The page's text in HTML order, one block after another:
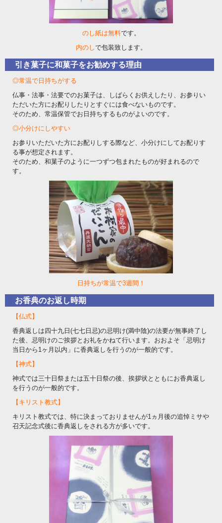
のし紙は無料です。
内のしで包装致します。
引き菓子に和菓子をお勧めする理由
◎常温で日持ちがする
仏事・法事・法要でのお菓子は、しばらくお供えしたり、お参りい
ただいた方にお配りしたりとすぐには食べないものです。
そのため、常温保管でお日持ちするものがよいのです。
◎小分けにしやすい
お参りいただいた方にお配りしする際など、小分けにしてお配りす
る事が想定されます。
そのため、和菓子のように一つずつ包まれたものが好まれるので
す。
日持ちが常温で3週間！
お香典のお返し時期
【仏式】
香典返しは四十九日(七七日忌)の忌明け(満中陰)の法要が無事終了し
た後、忌明けのご挨拶とお礼をかねて行います。おおよそ「忌明け
当日から1ヶ月以内」に香典返しを行うのが一般的です。
【神式】
神式では三十日祭または五十日祭の後、挨拶状とともにお香典返し
を行うのが一般的です。
【キリスト教式】
キリスト教式では、特に決まっておりませんが1ヵ月後の追悼ミサや
召天記念式後に香典返しをされる方が多いです。